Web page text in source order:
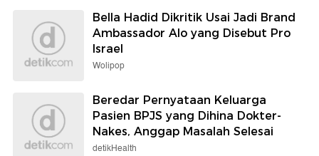
Bella Hadid Dikritik Usai Jadi Brand
Ambassador Alo yang Disebut Pro
Israel
Wolipop
Beredar Pernyataan Keluarga
Pasien BPJS yang Dihina Dokter-
Nakes, Anggap Masalah Selesai
detikHealth